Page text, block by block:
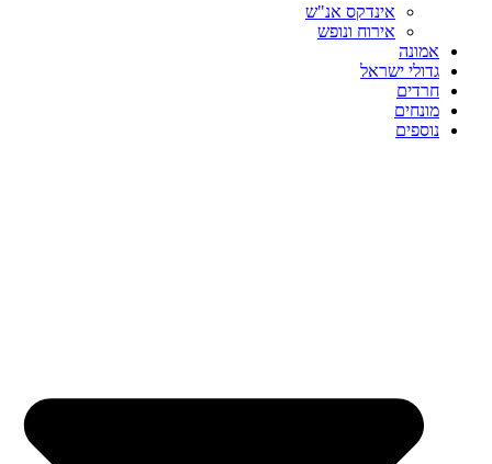
אינדקס אנ"ש
אירוח ונופש
אמונה
גדולי ישראל
חרדים
מונחים
נוספים